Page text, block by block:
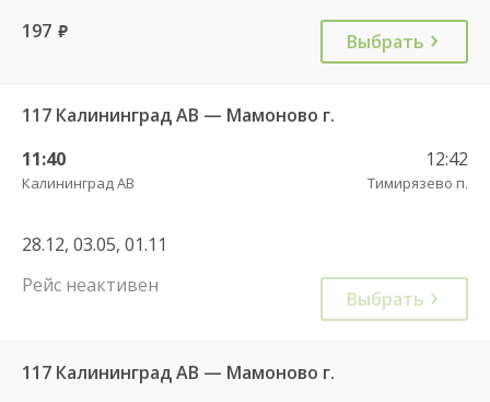
197 руб. Выбрать
117 Калининград АВ — Мамоново г.
11:40
Калининград АВ
12:42
Тимирязево п.
28.12, 03.05, 01.11
Рейс неактивен
Выбрать
117 Калининград АВ — Мамоново г.